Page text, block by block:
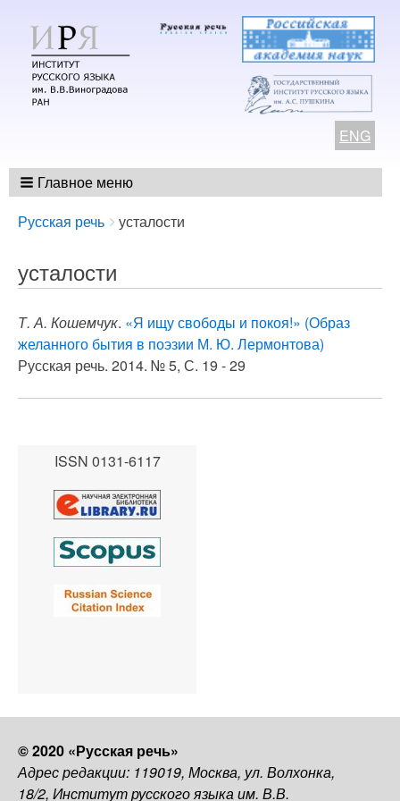
ENG
Главное меню
Breadcrumbs
You
here:
Русская речь усталости
усталости
Т. А. Кошемчук. «Я ищу свободы и покоя!» (Образ
желанного бытия в поэзии М. Ю. Лермонтова)
Русская речь. 2014. № 5, С. 19 - 29
ISSN 0131-6117
© 2020 «Русская речь»
Адрес редакции: 119019, Москва, ул. Волхонка,
18/2, Институт русского языка им. В.В.